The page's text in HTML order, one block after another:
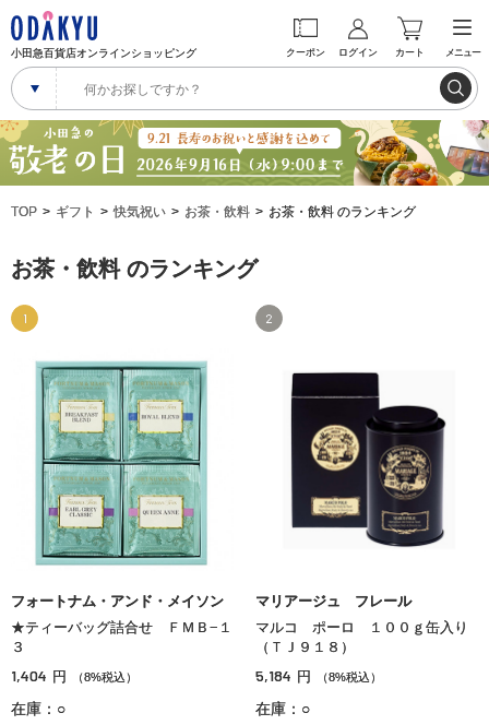
小田急百貨店オンラインショッピング クーポン ログイン カート メニュー
TOP ギフト 快気祝い お茶・飲料 お茶・飲料 のランキング
お茶・飲料 のランキング
1
フォートナム・アンド・メイソン
★ティーバッグ詰合せ ＦＭＢ−１
３
1,404 円 （8%税込）
在庫：○
2
マリアージュ フレール
マルコ ポーロ １００ｇ缶入り
（ＴＪ９１８）
5,184 円 （8%税込）
在庫：○